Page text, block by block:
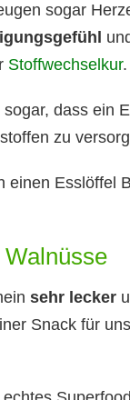
sogar
Stoffwechselkur.
dass ein
zu
einen Esslöffel
sehr lecker
Snack für